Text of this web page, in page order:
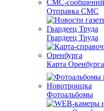
Отправка СМС
Гвардеец Труда
Карта Оренбурга
Фотоальбомы